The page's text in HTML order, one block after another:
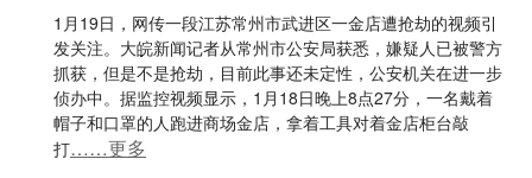
1月19日，网传一段江苏常州市武进区一金店遭抢劫的视频引
发关注。大皖新闻记者从常州市公安局获悉，嫌疑人已被警方
抓获，但是不是抢劫，目前此事还未定性，公安机关在进一步
侦办中。据监控视频显示，1月18日晚上8点27分，一名戴着
帽子和口罩的人跑进商场金店，拿着工具对着金店柜台敲
打……更多